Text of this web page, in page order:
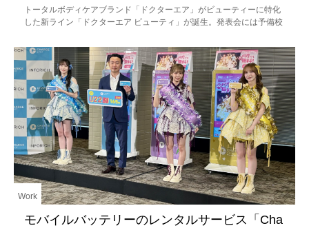
トータルボディケアブランド「ドクターエア」がビューティーに特化
した新ライン「ドクターエア ビューティ」が誕生。発表会には予備校
ト（伝道師）
モバイルバッテリーのレンタルサービス「Cha
Work